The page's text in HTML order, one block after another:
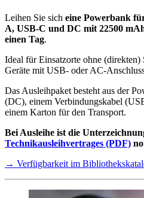
Leihen Sie sich eine Powerbank
A, USB-C und DC mit 22500
einen Tag.
Ideal für Einsatzorte ohne (direkten)
Geräte mit USB- oder AC-
Das Ausleihpaket besteht aus der
(DC), einem Verbindungskabel
einem Karton für den Transport.
Bei Ausleihe ist die
Technikausleihvertrages (PDF)
→ Verfügbarkeit im